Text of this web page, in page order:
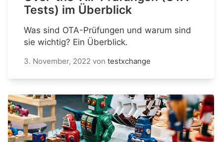
Tests) im Überblick
Was sind OTA-Prüfungen und warum sind
sie wichtig? Ein Überblick.
3. November, 2022 von testxchange